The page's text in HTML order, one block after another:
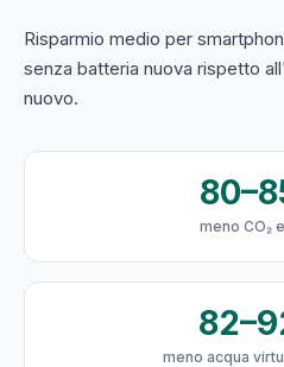
Risparmio medio per
senza batteria nuova rispetto
nuovo.
meno CO₂
meno acqua